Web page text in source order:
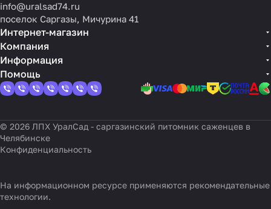
info@uralsad74.ru
поселок Саргазы, Мичурина 41
Интернет-магазин
Компания
Информация
Помощь
© 2026 ЛПХ УралСад - саргазинский питомник саженцев в
Челябинске
Конфиденциальность
На информационном ресурсе применяются рекомендательные
технологии.